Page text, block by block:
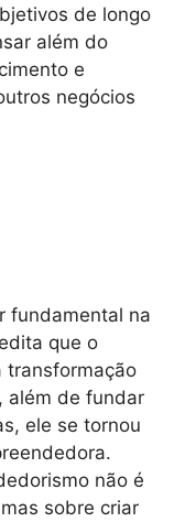
de longo
além do
e
negócios
fundamental na
que o
transformação
além de fundar
ele se tornou
não é
sobre criar